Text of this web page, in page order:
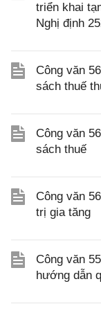
triển khai
Nghị định
Công văn
sách thuế
Công văn
sách thuế
Công văn
trị gia tăng
Công văn
hướng dẫn